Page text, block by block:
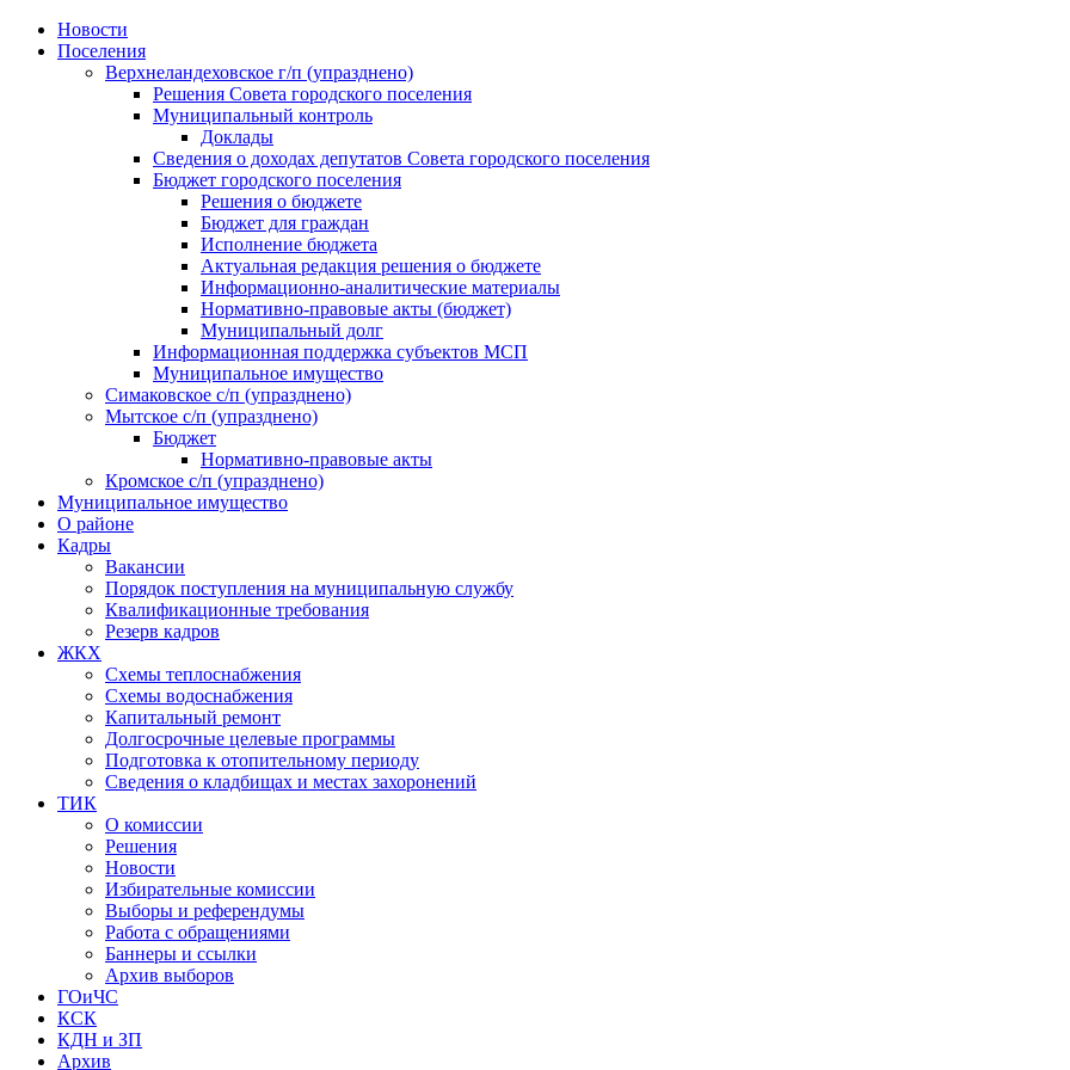
Skip
Новости
Поселения
Верхнеландеховское г/п (упразднено)
Решения Совета городского поселения
Муниципальный контроль
Доклады
Сведения о доходах депутатов Совета городского поселения
Бюджет городского поселения
Решения о бюджете
Бюджет для граждан
Исполнение бюджета
Актуальная редакция решения о бюджете
Информационно-аналитические материалы
Нормативно-правовые акты (бюджет)
Муниципальный долг
Информационная поддержка субъектов МСП
Муниципальное имущество
Симаковское с/п (упразднено)
Мытское с/п (упразднено)
Бюджет
Нормативно-правовые акты
Кромское с/п (упразднено)
Муниципальное имущество
О районе
Кадры
Вакансии
Порядок поступления на муниципальную службу
Квалификационные требования
Резерв кадров
ЖКХ
Схемы теплоснабжения
Схемы водоснабжения
Капитальный ремонт
Долгосрочные целевые программы
Подготовка к отопительному периоду
Сведения о кладбищах и местах захоронений
ТИК
О комиссии
Решения
Новости
Избирательные комиссии
Выборы и референдумы
Работа с обращениями
Баннеры и ссылки
Архив выборов
ГОиЧС
КСК
КДН и ЗП
Архив